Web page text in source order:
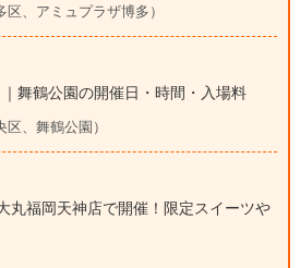
、アミュプラザ博多）
舞鶴公園の開催日・時間・入場料
、舞鶴公園）
丸福岡天神店で開催！限定スイーツや